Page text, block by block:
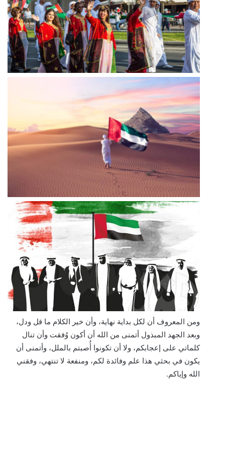
ومن المعروف أن لكل بداية نهاية، وأن خير الكلام ما قل ودل،
وبعد الجهد المبذول أتمنى من الله أن أكون وُفقت وأن تنال
كلماتي على إعجابكم، ولا أن تكونوا أُصبتم بالملل، وأتمنى أن
يكون في بحثي هذا علم وفائدة لكم، ومنفعة لا تنتهي، وفقني
الله وإياكم.